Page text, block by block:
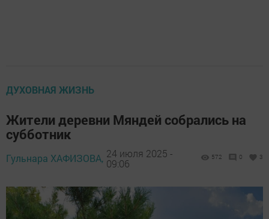
ДУХОВНАЯ ЖИЗНЬ
Жители деревни Мяндей собрались на
субботник
Гульнара ХАФИЗОВА, 24 июля 2025 -
09:06
572 0 3